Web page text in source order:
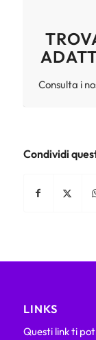
Consulta i
Condividi
LINKS
Questi link ti